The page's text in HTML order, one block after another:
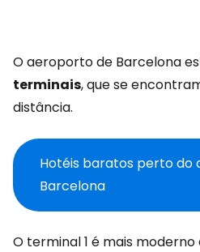
O aeroporto de Barcelona
terminais, que se
distância.
Hotéis baratos perto do
Barcelona
O terminal 1 é mais